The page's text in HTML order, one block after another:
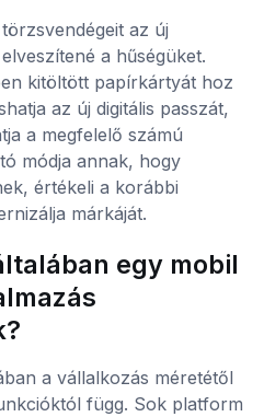
az új
a hűségüket.
kitöltött papírkártyát hoz
az új digitális passzát,
a megfelelő számú
módja annak, hogy
értékeli a korábbi
márkáját.
egy mobil
a vállalkozás méretétől
függ. Sok platform